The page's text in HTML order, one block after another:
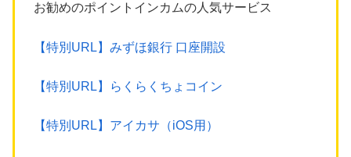
お勧めのポイントインカムの人気サービス
【特別URL】みずほ銀行 口座開設
【特別URL】らくらくちょコイン
【特別URL】アイカサ（iOS用）